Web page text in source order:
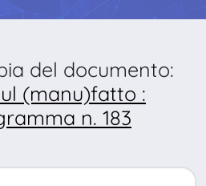
del documento:
(manu)fatto :
n. 183